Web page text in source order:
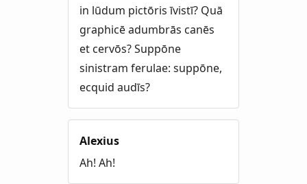
in lūdum pictōris īvistī? Quā
graphicē adumbrās canēs
et cervōs? Suppōne
sinistram ferulae: suppōne,
ecquid audīs?
Alexius
Ah! Ah!